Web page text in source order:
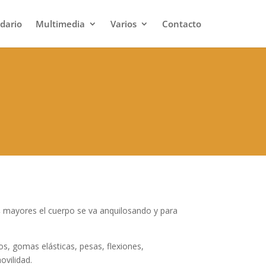
Multimedia Varios Contacto
el cuerpo se va anquilosando y para
gomas elásticas, pesas, flexiones,